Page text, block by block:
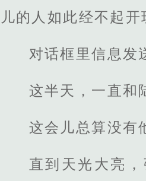
儿的人如此经不起
对话框里信息发
这半天，一直和
这会儿总算没有
直到天光大亮